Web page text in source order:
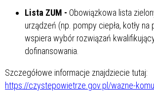
Lista ZUM - Obowiązkowa lista
urządzeń (np. pompy ciepła, kotły na
wspiera wybór rozwiązań
dofinansowania.
Szczegółowe informacje znajdziecie tutaj:
https://czystepowietrze.gov.pl/wazne-